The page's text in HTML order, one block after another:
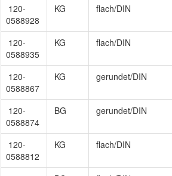
120-
0588928
KG flach/DIN
120-
0588935
KG flach/DIN
120-
0588867
KG gerundet/DIN
120-
0588874
BG gerundet/DIN
120-
0588812
KG flach/DIN